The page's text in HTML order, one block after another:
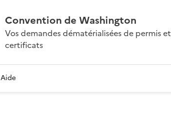
Convention de Washington
Vos demandes dématérialisées de permis et
certificats
Aide